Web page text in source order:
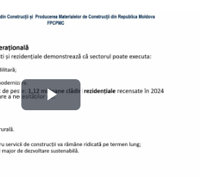
Play
Video